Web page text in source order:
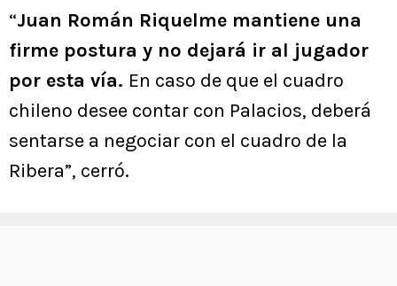
“Juan Román Riquelme mantiene una
firme postura y no dejará ir al jugador
por esta vía. En caso de que el cuadro
chileno desee contar con Palacios, deberá
sentarse a negociar con el cuadro de la
Ribera”, cerró.